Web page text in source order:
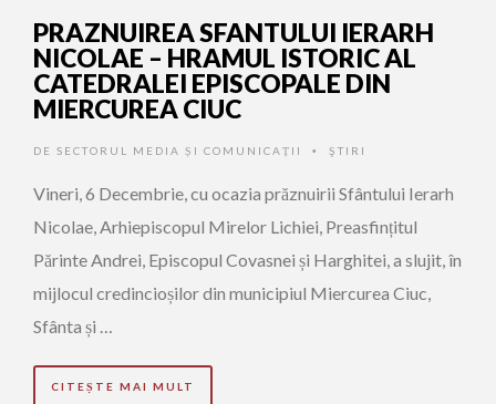
PRAZNUIREA SFANTULUI IERARH
NICOLAE – HRAMUL ISTORIC AL
CATEDRALEI EPISCOPALE DIN
MIERCUREA CIUC
DE SECTORUL MEDIA ȘI COMUNICAȚII • ŞTIRI
Vineri, 6 Decembrie, cu ocazia prăznuirii Sfântului Ierarh
Nicolae, Arhiepiscopul Mirelor Lichiei, Preasfințitul
Părinte Andrei, Episcopul Covasnei și Harghitei, a slujit, în
mijlocul credincioșilor din municipiul Miercurea Ciuc,
Sfânta și …
CITEȘTE MAI MULT